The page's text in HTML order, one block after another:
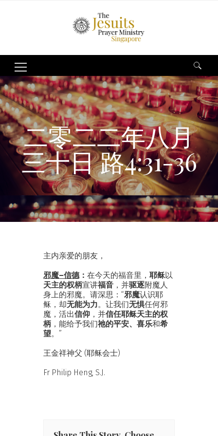
Search
for:
二零二二年八月
三十日 路4:31-36
主内亲爱的朋友，
邪魔–信德： 在今天的福音里， 耶稣以
天主的权柄宣讲福音 ，并驱逐附魔人
身上的邪魔。请深思：“邪魔认识耶
稣，却无能为力。让我们无惧任何邪
魔，活出信仰 ，并信任耶稣天主的权
柄 ，能给予我们祂的平安、喜乐和希
望。”
王金祥神父 (耶稣会士)
Fr Philip Heng, S.J.